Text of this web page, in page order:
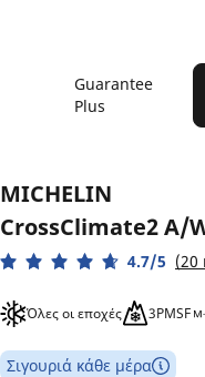
Guarantee
Plus
MICHELIN
CrossClimate2 A/
4.7/5 (20
Όλες οι εποχές 3PMSF
Σιγουριά κάθε μέρα